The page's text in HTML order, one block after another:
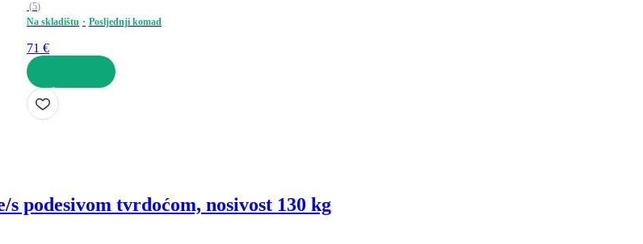
(5)
Na skladištu
Posljednji komad
71 €
U KOŠARICU
s podesivom tvrdoćom, nosivost 130 kg